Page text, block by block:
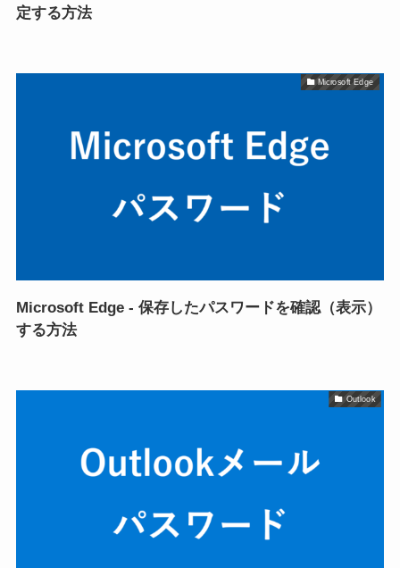
定する方法
Microsoft Edge
Microsoft Edge - 保存したパスワードを確認（表示）
する方法
Outlook